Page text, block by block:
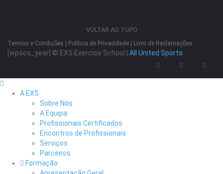
VOLTAR AO TOPO
Termos e Condições Política de Privacidade Livro de Reclamações
[wpsos_year] © EXS Exercise School | All United Sports
A EXS
Sobre Nós
A Equipa
Profissionais Certificados
Encontros de Profissionais
Serviços
Parceiros
Formação